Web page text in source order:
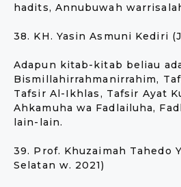
hadits, Annubuwah
38. KH. Yasin Asmuni Kediri
Adapun kitab-kitab beliau
Bismillahirrahmanirrahim,
Tafsir Al-Ikhlas, Tafsir Ayat
Ahkamuha wa Fadlailuha,
lain-lain.
39. Prof. Khuzaimah Tahedo
Selatan w. 2021)